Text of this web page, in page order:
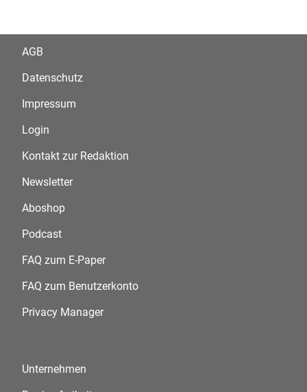
AGB
Datenschutz
Impressum
Login
Kontakt zur Redaktion
Newsletter
Aboshop
Podcast
FAQ zum E-Paper
FAQ zum Benutzerkonto
Privacy Manager
Unternehmen